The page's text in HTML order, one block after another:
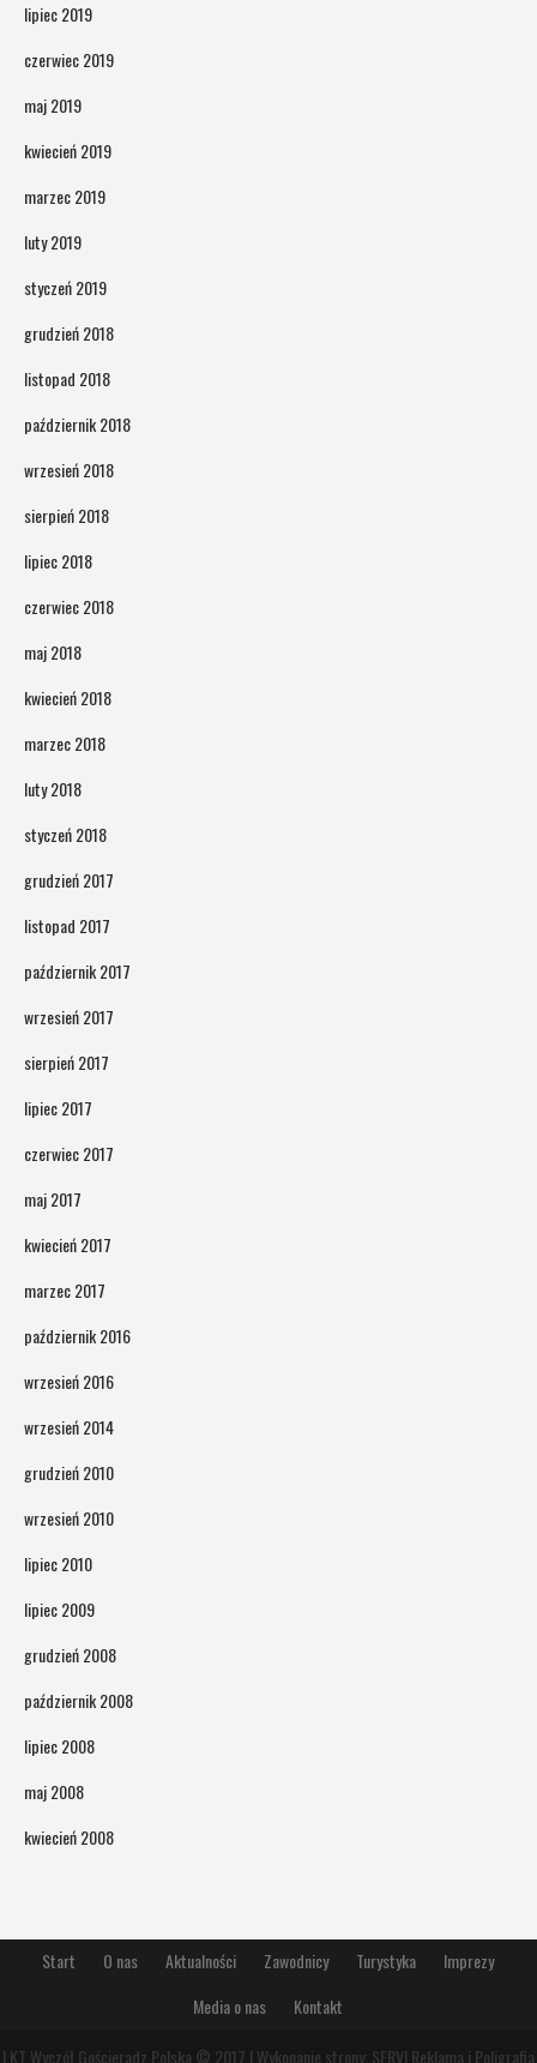
lipiec 2019
czerwiec 2019
maj 2019
kwiecień 2019
marzec 2019
luty 2019
styczeń 2019
grudzień 2018
listopad 2018
październik 2018
wrzesień 2018
sierpień 2018
lipiec 2018
czerwiec 2018
maj 2018
kwiecień 2018
marzec 2018
luty 2018
styczeń 2018
grudzień 2017
listopad 2017
październik 2017
wrzesień 2017
sierpień 2017
lipiec 2017
czerwiec 2017
maj 2017
kwiecień 2017
marzec 2017
październik 2016
wrzesień 2016
wrzesień 2014
grudzień 2010
wrzesień 2010
lipiec 2010
lipiec 2009
grudzień 2008
październik 2008
lipiec 2008
maj 2008
kwiecień 2008
Start O nas Aktualności Zawodnicy Turystyka
Imprezy
Media o nas
Kontakt
LKT Wyczół Gościeradz Polska © 2017 | Wykonanie strony: SERVI Reklama i Poligrafia